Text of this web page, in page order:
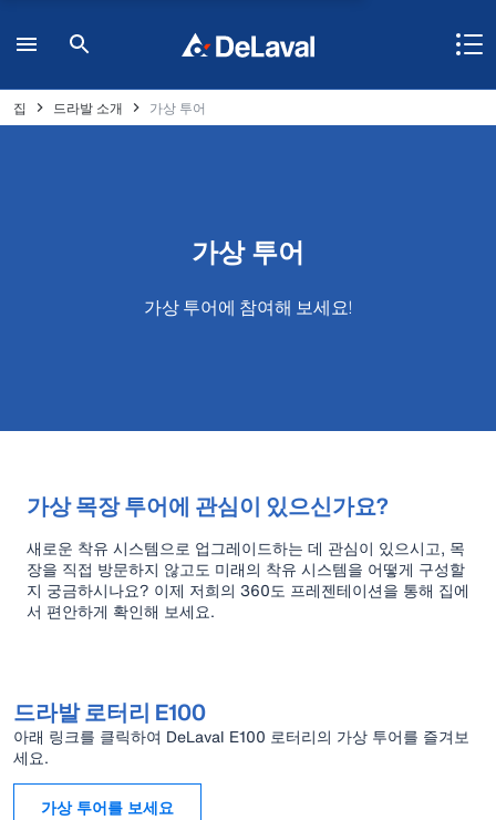
집 드라발 소개 가상 투어
가상 투어
가상 투어에 참여해 보세요!
가상 목장 투어에 관심이 있으신가요?
새로운 착유 시스템으로 업그레이드하는 데 관심이 있으시고, 목
장을 직접 방문하지 않고도 미래의 착유 시스템을 어떻게 구성할
지 궁금하시나요? 이제 저희의 360도 프레젠테이션을 통해 집에
서 편안하게 확인해 보세요.
드라발 로터리 E100
아래 링크를 클릭하여 DeLaval E100 로터리의 가상 투어를 즐겨보
세요.
가상 투어를 보세요